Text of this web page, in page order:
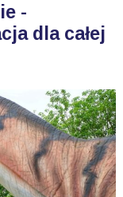
-
dla całej